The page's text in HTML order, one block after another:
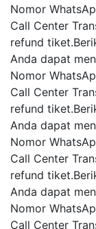
Nomor
Call Center
refund
Anda dapat
Nomor
Call Center
refund
Anda dapat
Nomor
Call Center
refund
Anda dapat
Nomor
Call Center